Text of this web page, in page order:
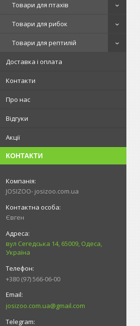
Товари для птахів
Товари для рибок
Товари для рептилій
Доставка і оплата
Контакти
Про нас
Відгуки
Акції
КОНТАКТИ
JOSIZOO- josizoo.com.ua
Євген
вул Сегедська 14, 65009, Одеса,
Україна
+380 (97) 566-06-00
josizoo.com.ua@gmail.com